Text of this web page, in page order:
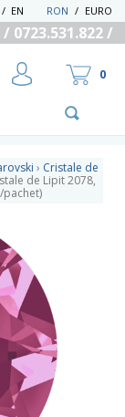
RON / EURO
EN
/
0723.531.822 /
PAROLA
0
› Cristale de
de Lipit 2078,
pachet)